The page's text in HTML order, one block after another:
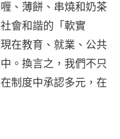
、薄餅、串燒和奶茶
會和諧的「軟實
在教育、就業、公共
。換言之，我們不只
制度中承認多元，在